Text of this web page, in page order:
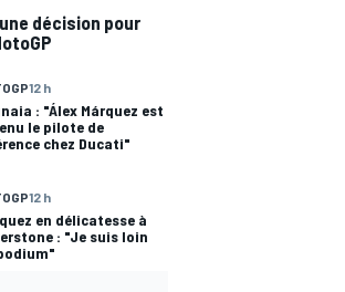
décision pour
12 h
: "Álex Márquez est
le pilote de
chez Ducati"
12 h
en délicatesse à
: "Je suis loin